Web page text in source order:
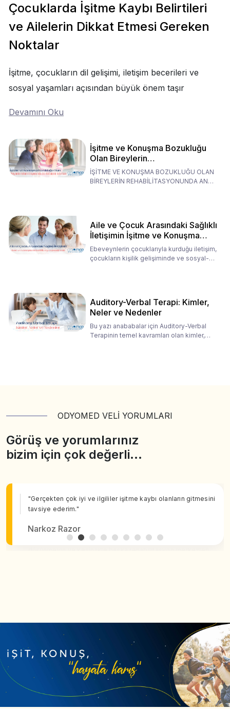
Çocuklarda İşitme Kaybı Belirtileri
ve Ailelerin Dikkat Etmesi Gereken
Noktalar
İşitme, çocukların dil gelişimi, iletişim becerileri ve
sosyal yaşamları açısından büyük önem taşır
Devamını Oku
İşitme ve Konuşma Bozukluğu
Olan Bireylerin
Rehabilitasyonunda Ana
Babaların Tutumları
İŞİTME VE KONUŞMA BOZUKLUĞU OLAN
BİREYLERİN REHABİLİTASYONUNDA ANA
Aile ve Çocuk Arasındaki Sağlıklı
İletişimin İşitme ve Konuşma
Rehabilitasyonundaki Rolü
Ebeveynlerin çocuklarıyla kurduğu iletişim,
çocukların kişilik gelişiminde ve sosyal-
Auditory-Verbal Terapi: Kimler,
Neler ve Nedenler
Bu yazı anababalar için Auditory-Verbal
Terapinin temel kavramları olan kimler,
ODYOMED VELİ YORUMLARI
Görüş ve yorumlarınız
bizim için çok değerli…
"Gerçekten çok iyi ve ilgililer işitme kaybı olanların gitmesini
tavsiye ederim."
Narkoz Razor